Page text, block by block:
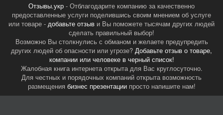
Отзывы.укр - Отблагодарите компанию за качественно
предоставленные услуги поделившись своим мнением об услуге
или товаре - добавьте отзыв и Вы поможете тысячам других людей
сделать правильный выбор!
Возможно Вы столкнулись с обманом и желаете предупредить
других людей об опасности или угрозе? Добавьте отзыв о товаре,
компании или человеке в черный список!
Жалобная книга интернета открыта для Вас круглосуточно.
Для честных и порядочных компаний открыта возможность
размещения бизнес презентациипросто напишите нам!